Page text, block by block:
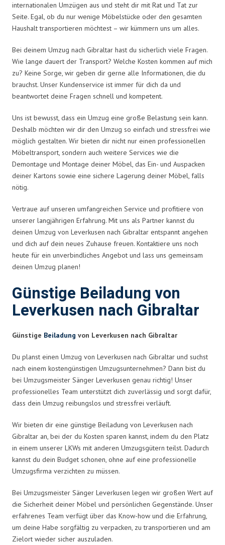
internationalen Umzügen aus und steht dir mit Rat und Tat zur
Seite. Egal, ob du nur wenige Möbelstücke oder den gesamten
Haushalt transportieren möchtest – wir kümmern uns um alles.
Bei deinem Umzug nach Gibraltar hast du sicherlich viele Fragen.
Wie lange dauert der Transport? Welche Kosten kommen auf mich
zu? Keine Sorge, wir geben dir gerne alle Informationen, die du
brauchst. Unser Kundenservice ist immer für dich da und
beantwortet deine Fragen schnell und kompetent.
Uns ist bewusst, dass ein Umzug eine große Belastung sein kann.
Deshalb möchten wir dir den Umzug so einfach und stressfrei wie
möglich gestalten. Wir bieten dir nicht nur einen professionellen
Möbeltransport, sondern auch weitere Services wie die
Demontage und Montage deiner Möbel, das Ein- und Auspacken
deiner Kartons sowie eine sichere Lagerung deiner Möbel, falls
nötig.
Vertraue auf unseren umfangreichen Service und profitiere von
unserer langjährigen Erfahrung. Mit uns als Partner kannst du
deinen Umzug von Leverkusen nach Gibraltar entspannt angehen
und dich auf dein neues Zuhause freuen. Kontaktiere uns noch
heute für ein unverbindliches Angebot und lass uns gemeinsam
deinen Umzug planen!
Günstige Beiladung von
Leverkusen nach Gibraltar
Günstige Beiladung von Leverkusen nach Gibraltar
Du planst einen Umzug von Leverkusen nach Gibraltar und suchst
nach einem kostengünstigen Umzugsunternehmen? Dann bist du
bei Umzugsmeister Sänger Leverkusen genau richtig! Unser
professionelles Team unterstützt dich zuverlässig und sorgt dafür,
dass dein Umzug reibungslos und stressfrei verläuft.
Wir bieten dir eine günstige Beiladung von Leverkusen nach
Gibraltar an, bei der du Kosten sparen kannst, indem du den Platz
in einem unserer LKWs mit anderen Umzugsgütern teilst. Dadurch
kannst du dein Budget schonen, ohne auf eine professionelle
Umzugsfirma verzichten zu müssen.
Bei Umzugsmeister Sänger Leverkusen legen wir großen Wert auf
die Sicherheit deiner Möbel und persönlichen Gegenstände. Unser
erfahrenes Team verfügt über das Know-how und die Erfahrung,
um deine Habe sorgfältig zu verpacken, zu transportieren und am
Zielort wieder sicher auszuladen.